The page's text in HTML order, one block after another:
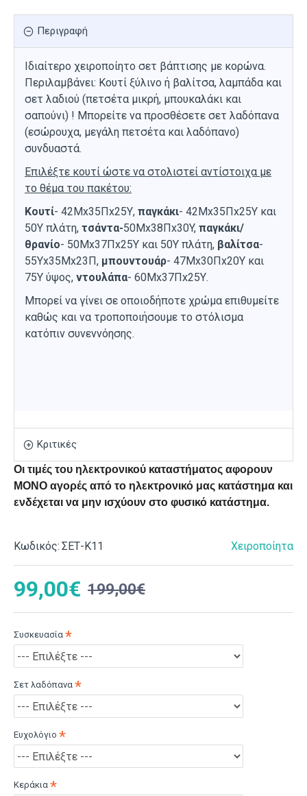
Περιγραφή
Ιδιαίτερο χειροποίητο σετ βάπτισης με κορώνα.
Περιλαμβάνει: Κουτί ξύλινο ή βαλίτσα, λαμπάδα και
σετ λαδιού (πετσέτα μικρή, μπουκαλάκι και
σαπούνι) ! Μπορείτε να προσθέσετε σετ λαδόπανα
(εσώρουχα, μεγάλη πετσέτα και λαδόπανο)
συνδυαστά.
Επιλέξτε κουτί ώστε να στολιστεί αντίστοιχα με
το θέμα του πακέτου:
Κουτί- 42Mx35Πx25Υ, παγκάκι- 42Μx35Πx25Υ και
50Υ πλάτη, τσάντα-50Μx38Πx30Y, παγκάκι/
θρανίο- 50Μx37Πx25Y και 50Υ πλάτη, βαλίτσα-
55Υx35Μx23Π, μπουντουάρ- 47Μx30Πx20Υ και
75Υ ύψος, ντουλάπα- 60Μx37Πx25Υ.
Μπορεί να γίνει σε οποιοδήποτε χρώμα επιθυμείτε
καθώς και να τροποποιήσουμε το στόλισμα
κατόπιν συνεννόησης.
Κριτικές
Οι τιμές του ηλεκτρονικού καταστήματος αφορουν
ΜΟΝΟ αγορές από το ηλεκτρονικό μας κατάστημα και
ενδέχεται να μην ισχύουν στο φυσικό κατάστημα.
Κωδικός: ΣΕΤ-Κ11 Χειροποίητα
99,00€ 199,00€
Συσκευασία
Σετ λαδόπανα
Ευχολόγιο
Κεράκια